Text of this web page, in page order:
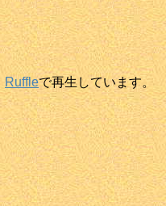
Ruffleで再生しています。